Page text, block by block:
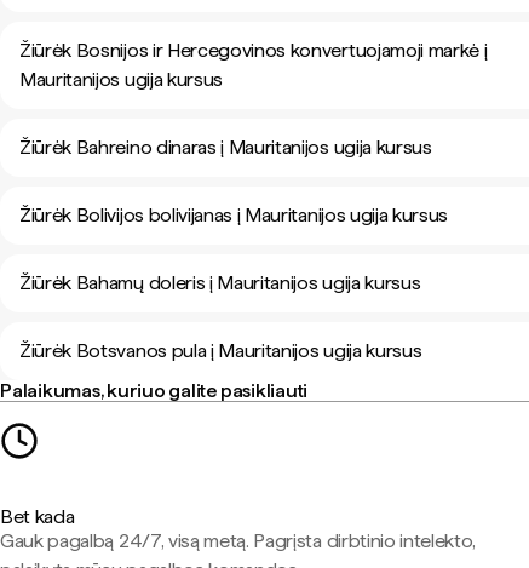
Žiūrėk Bosnijos ir Hercegovinos konvertuojamoji markė į
Mauritanijos ugija kursus
Žiūrėk Bahreino dinaras į Mauritanijos ugija kursus
Žiūrėk Bolivijos bolivijanas į Mauritanijos ugija kursus
Žiūrėk Bahamų doleris į Mauritanijos ugija kursus
Žiūrėk Botsvanos pula į Mauritanijos ugija kursus
Palaikumas, kuriuo galite pasikliauti
Bet kada
Gauk pagalbą 24/7, visą metą. Pagrįsta dirbtinio intelekto,